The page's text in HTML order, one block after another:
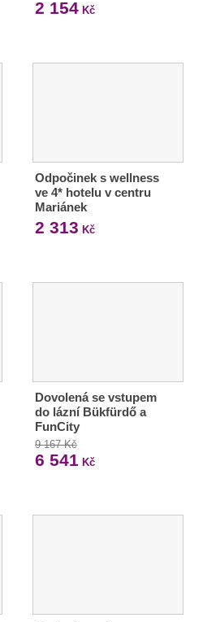
2 154Kč
Odpočinek s wellness
ve 4* hotelu v centru
Mariánek
2 313 Kč
Dovolená se vstupem
do lázní Bükfürdő a
FunCity
9 167 Kč
6 541 Kč